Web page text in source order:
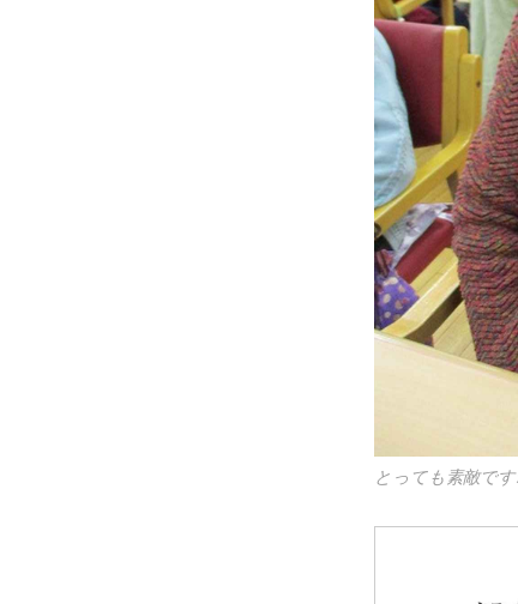
とっても素敵で